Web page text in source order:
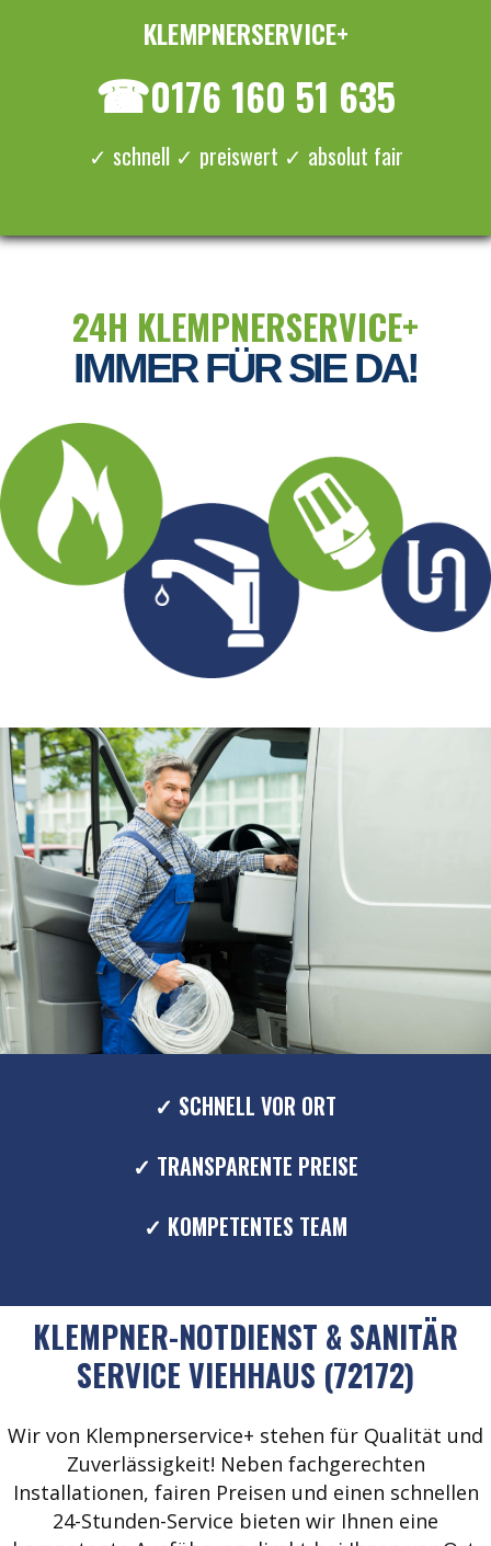
KLEMPNERSERVICE+
☎0176 160 51 635
✓ schnell ✓ preiswert ✓ absolut fair
24H KLEMPNERSERVICE+
IMMER FÜR SIE DA!
✓ SCHNELL VOR ORT
✓ TRANSPARENTE PREISE
✓ KOMPETENTES TEAM
KLEMPNER-NOTDIENST & SANITÄR
SERVICE VIEHHAUS (72172)
Wir von Klempnerservice+ stehen für Qualität und
Zuverlässigkeit! Neben fachgerechten
Installationen, fairen Preisen und einen schnellen
24-Stunden-Service bieten wir Ihnen eine